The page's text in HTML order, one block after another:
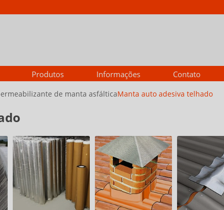
Produtos Informações Contato
de manta asfálticaManta auto adesiva telhado